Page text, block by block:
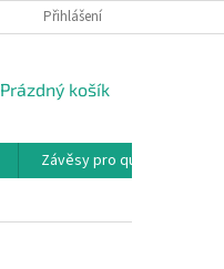
REKLAMAČNÍ PODMÍNKY
Přihlášení
NÁKUPNÍ
Prázdný košík
Závěsy pro quilty